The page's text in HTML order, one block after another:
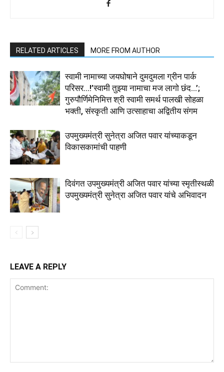
RELATED ARTICLES MORE FROM AUTHOR
स्वामी नामाच्या जयघोषाने दुमदुमला ग्रीन पार्क
परिसर…!’स्वामी तुझ्या नामाचा मज लागो छंद…’;
गुरुपौर्णिमेनिमित्त श्री स्वामी समर्थ पालखी सोहळा
भक्ती, संस्कृती आणि उत्साहाचा अद्वितीय संगम
उपमुख्यमंत्री सुनेत्रा अजित पवार यांच्याकडून
विकासकामांची पाहणी
दिवंगत उपमुख्यमंत्री अजित पवार यांच्या स्मृतीस्थळी
उपमुख्यमंत्री सुनेत्रा अजित पवार यांचे अभिवादन
LEAVE A REPLY